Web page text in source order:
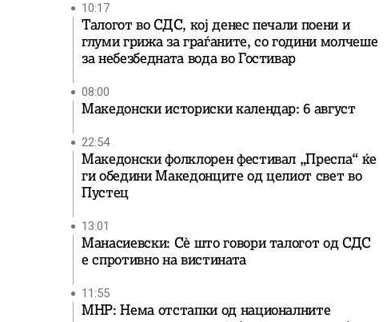
10:17
Талогот во СДС, кој денес печали поени и
глуми грижа за граѓаните, со години молчеше
за небезбедната вода во Гостивар
08:00
Македонски историски календар: 6 август
22:54
Македонски фолклорен фестивал „Преспа“ ќе
ги обедини Македонците од целиот свет во
Пустец
13:01
Манасиевски: Сè што говори талогот од СДС
е спротивно на вистината
11:55
МНР: Нема отстапки од националните